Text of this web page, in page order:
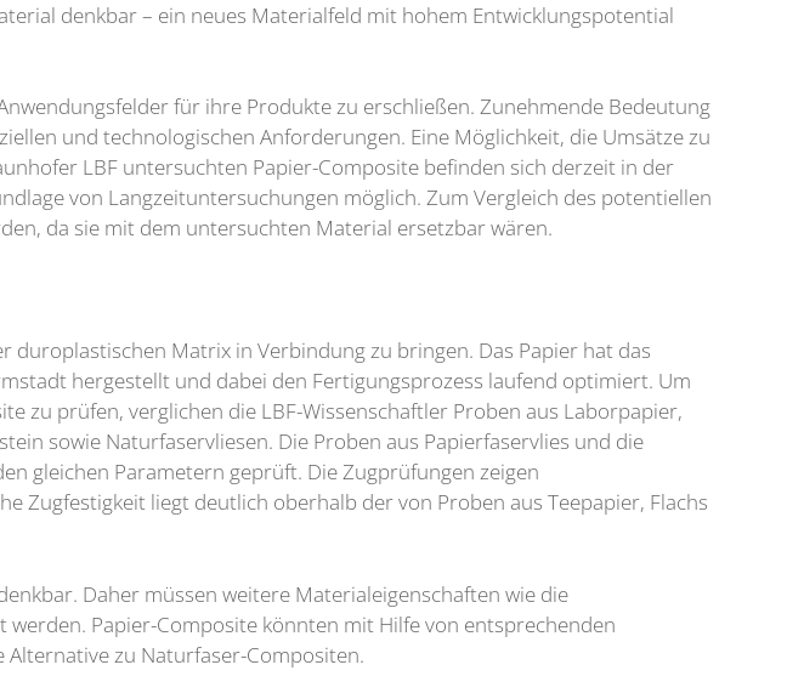
denkbar – ein neues Materialfeld mit hohem Entwicklungspotential
für ihre Produkte zu erschließen. Zunehmende Bedeutung
und technologischen Anforderungen. Eine Möglichkeit, die Umsätze zu
LBF untersuchten Papier-Composite befinden sich derzeit in der
von Langzeituntersuchungen möglich. Zum Vergleich des potentiellen
da sie mit dem untersuchten Material ersetzbar wären.
duroplastischen Matrix in Verbindung zu bringen. Das Papier hat das
hergestellt und dabei den Fertigungsprozess laufend optimiert. Um
zu prüfen, verglichen die LBF-Wissenschaftler Proben aus Laborpapier,
sowie Naturfaservliesen. Die Proben aus Papierfaservlies und die
gleichen Parametern geprüft. Die Zugprüfungen zeigen
Zugfestigkeit liegt deutlich oberhalb der von Proben aus Teepapier, Flachs
Daher müssen weitere Materialeigenschaften wie die
Papier-Composite könnten mit Hilfe von entsprechenden
zu Naturfaser-Compositen.